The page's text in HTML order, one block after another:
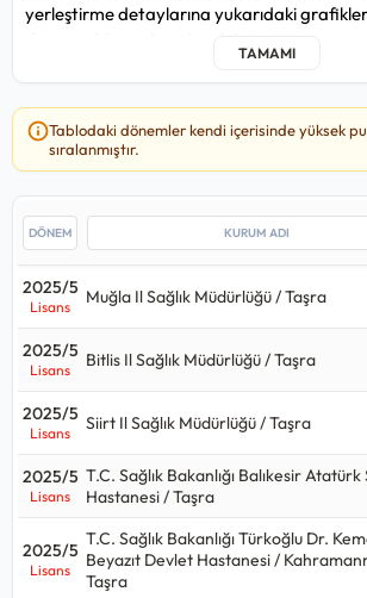
yerleştirme detaylarına yukarıdaki
döneminde, en düşük76,461puan ile Sağlık
Müdürlüğü / Merkez / Merkez kurumuna,
puan ile Muğla Il Sağlık Müdürlüğü / Taşra
kontenjana yerleşen kişinin olmamasından
Güvenlik Kurumu Başkanlığı / Istanbul /
125kişi almış.
Büro Personeli alımlarında 2024 yılındaki
bir azalış gerçekleşmiş.
Lisans, Önlisansmezunlarından alımlar
Büro Personelikadrosu hangi puan
cevabı eğitim türüne göre değişmektedir.
Lisans düzeyinde alım yaparsa:
Tablodaki dönemler kendi içerisinde yüksek
sıralanmıştır.
2025/5
Lisans Muğla Il Sağlık Müdürlüğü / Taşra
2025/5
Lisans Bitlis Il Sağlık Müdürlüğü / Taşra
2025/5
Lisans Siirt Il Sağlık Müdürlüğü / Taşra
2025/5
Lisans
T.C. Sağlık Bakanlığı Balıkesir
Hastanesi / Taşra
2025/5
Lisans
T.C. Sağlık Bakanlığı Türkoğlu Dr.
Beyazıt Devlet Hastanesi /
Taşra